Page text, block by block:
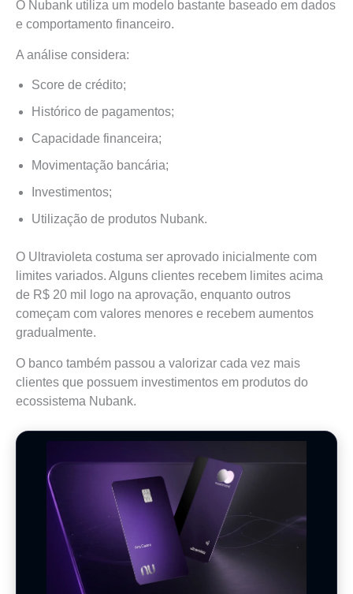
O Nubank utiliza um modelo bastante baseado em dados
e comportamento financeiro.
A análise considera:
Score de crédito;
Histórico de pagamentos;
Capacidade financeira;
Movimentação bancária;
Investimentos;
Utilização de produtos Nubank.
O Ultravioleta costuma ser aprovado inicialmente com
limites variados. Alguns clientes recebem limites acima
de R$ 20 mil logo na aprovação, enquanto outros
começam com valores menores e recebem aumentos
gradualmente.
O banco também passou a valorizar cada vez mais
clientes que possuem investimentos em produtos do
ecossistema Nubank.